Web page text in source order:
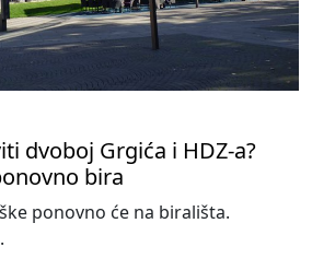
dvoboj Grgića i HDZ-a?
bira
ponovno će na birališta.